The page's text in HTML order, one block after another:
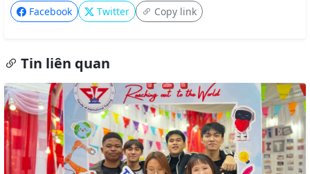
Facebook Twitter Copy link
Tin liên quan